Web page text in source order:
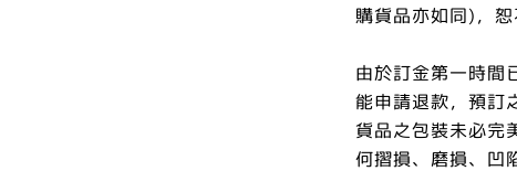
購貨品亦如同)，
由於訂金第一時間
能申請退款，預訂
貨品之包裝未必完
何摺損、磨損、凹